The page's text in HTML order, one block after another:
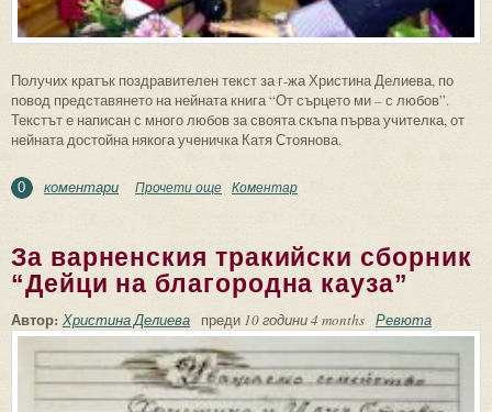
Получих кратък поздравителен текст за г-жа Христина Делиева, по
повод представянето на нейната книга “От сърцето ми – с любов”.
Текстът е написан с много любов за своята скъпа първа учителка, от
нейната достойна някога ученичка Катя Стоянова.
0 коментари Прочети още about За Христина Делиева и нейната
Коментар
За варненския тракийски сборник
“Дейци на благородна кауза”
Автор: Христина Делиева преди 10 години 4 months Ревюта